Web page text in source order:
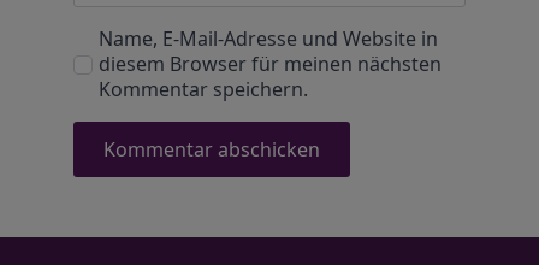
Name, E-Mail-Adresse und Website in
diesem Browser für meinen nächsten
Kommentar speichern.